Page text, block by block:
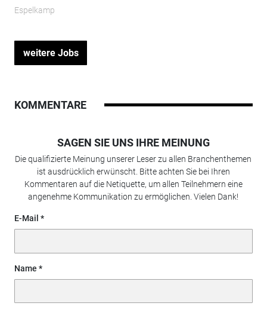
Espelkamp
weitere Jobs
KOMMENTARE
SAGEN SIE UNS IHRE MEINUNG
Die qualifizierte Meinung unserer Leser zu allen Branchenthemen
ist ausdrücklich erwünscht. Bitte achten Sie bei Ihren
Kommentaren auf die Netiquette, um allen Teilnehmern eine
angenehme Kommunikation zu ermöglichen. Vielen Dank!
E-Mail
Name